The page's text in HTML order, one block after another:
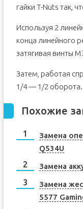
гайки T-Nuts так,
Используя 2
конца линейного
затягивая винты
Затем, работая
1/4 — 1/2 оборота.
Похожие
Замена
Q534U
Замена
Замена
5577